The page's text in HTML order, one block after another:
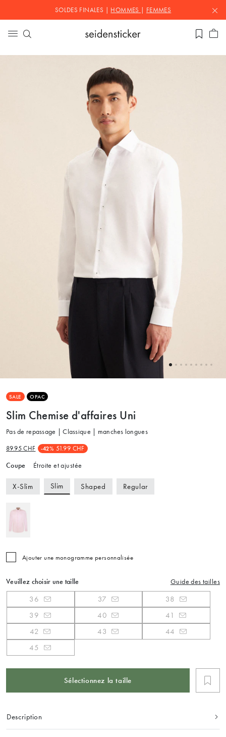
SOLDES FINALES | HOMMES FEMMES
SALE OPAC
Slim Chemise d'affaires Uni
Pas de repassage | Classique | manches longues
89.95 CHF -42% 51.99 CHF
Coupe Étroite et ajustée
X-Slim Slim Shaped Regular
Ajouter une monogramme personnalisée
Veuillez choisir une taille Guide des tailles
36 37
38
39
40
41
42
43
44
45
Sélectionnez la taille
Description